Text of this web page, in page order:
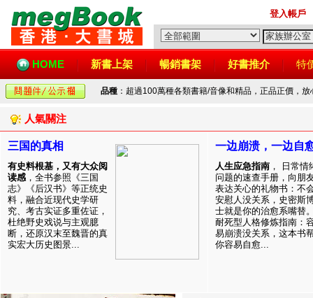
登入帳戶
HOME 新書上架 暢銷書架 好書推介 特
品種 ：超過100萬種各類書籍/音像和精品，正品正價，
人氣關注
三国的真相
有史料根基，又有大众阅
读感 ，全书参照《三国
志》《后汉书》等正统史
料，融合近现代史学研
究、考古实证多重佐证，
杜绝野史戏说与主观臆
断，还原汉末至魏晋的真
实宏大历史图景...
一边崩溃，一边自
人生应急指南 ， 日常情
问题的速查手册，向朋
表达关心的礼物书：不
安慰人没关系，史密斯
士就是你的治愈系嘴替
耐死型人格修炼指南：
易崩溃没关系，这本书
你容易自愈...